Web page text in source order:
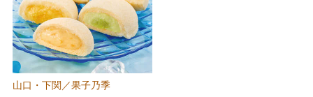
山口・下関／果子乃季